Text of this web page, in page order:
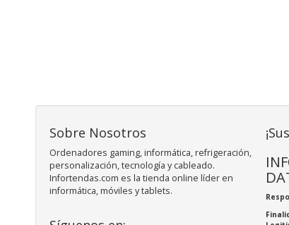
Sobre Nosotros
Ordenadores gaming, informática, refrigeración,
personalización, tecnología y cableado.
Infortendas.com es la tienda online líder en
informática, móviles y tablets.